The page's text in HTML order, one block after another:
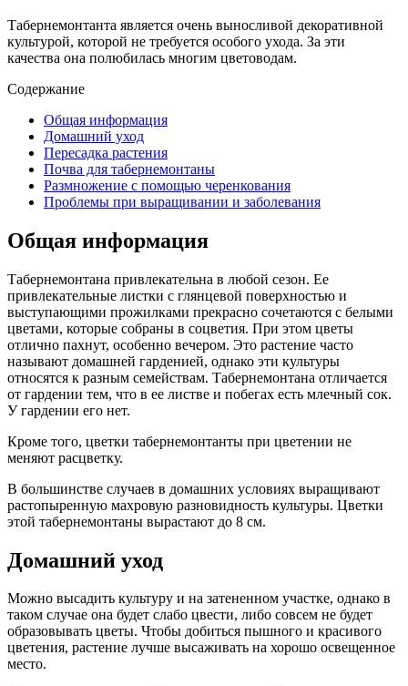
Табернемонтанта является очень выносливой декоративной
культурой, которой не требуется особого ухода. За эти
качества она полюбилась многим цветоводам.
Содержание
Общая информация
Домашний уход
Пересадка растения
Почва для табернемонтаны
Размножение с помощью черенкования
Проблемы при выращивании и заболевания
Общая информация
Табернемонтана привлекательна в любой сезон. Ее
привлекательные листки с глянцевой поверхностью и
выступающими прожилками прекрасно сочетаются с белыми
цветами, которые собраны в соцветия. При этом цветы
отлично пахнут, особенно вечером. Это растение часто
называют домашней гарденией, однако эти культуры
относятся к разным семействам. Табернемонтана отличается
от гардении тем, что в ее листве и побегах есть млечный сок.
У гардении его нет.
Кроме того, цветки табернемонтанты при цветении не
меняют расцветку.
В большинстве случаев в домашних условиях выращивают
растопыренную махровую разновидность культуры. Цветки
этой табернемонтаны вырастают до 8 см.
Домашний уход
Можно высадить культуру и на затененном участке, однако в
таком случае она будет слабо цвести, либо совсем не будет
образовывать цветы. Чтобы добиться пышного и красивого
цветения, растение лучше высаживать на хорошо освещенное
место.